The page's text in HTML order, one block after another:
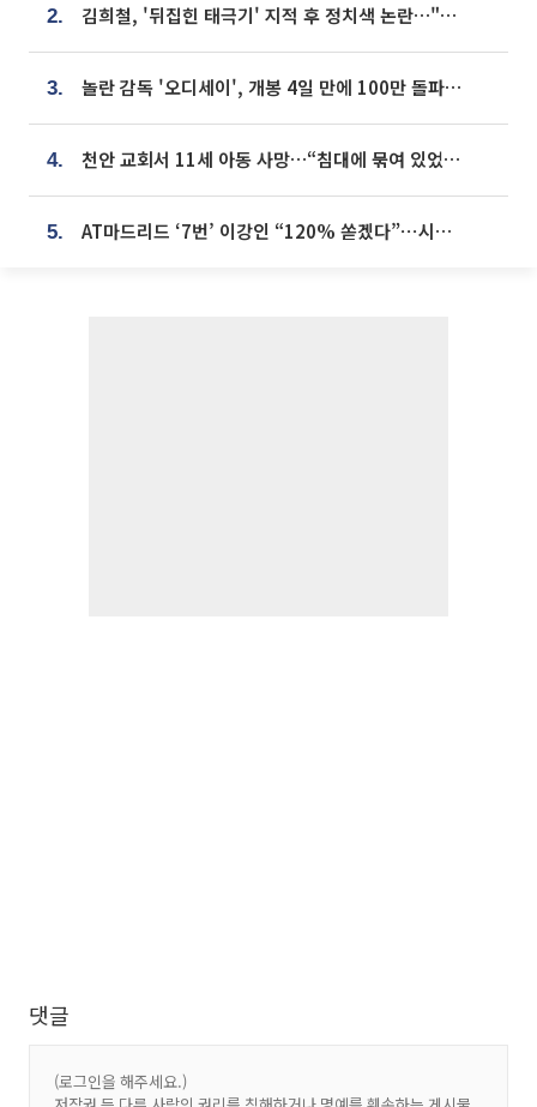
2. 김희철, '뒤집힌 태극기' 지적 후 정치색 논란…"좌우 떠나 우리나라 국기"
3. 놀란 감독 '오디세이', 개봉 4일 만에 100만 돌파⋯'왕사남' 보다 빠르다
4. 천안 교회서 11세 아동 사망…“침대에 묶여 있었다” 진술 확보
5. AT마드리드 ‘7번’ 이강인 “120% 쏟겠다”⋯시메오네 감독 “필요한 선수”
댓글